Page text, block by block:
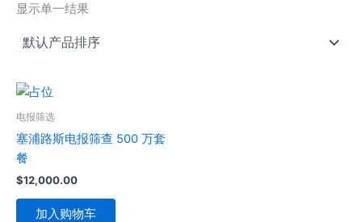
显示单一结果
电报筛选
塞浦路斯电报筛查 500 万套
餐
$12,000.00
加入购物车